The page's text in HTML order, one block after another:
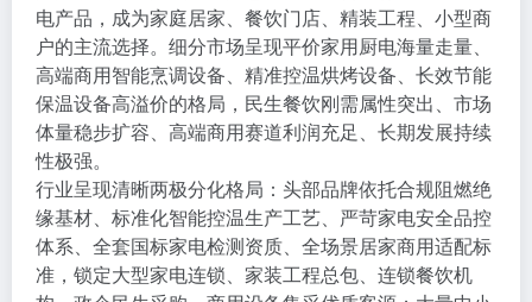
电产品，成为家庭居家、餐饮门店、精装工程、小型商
户的主流选择。细分市场呈现平价家用厨电海量走量、
高端商用智能烹调设备、精准控温烘烤设备、长效节能
保温设备高溢价的格局，民生餐饮刚需属性突出、市场
体量稳步扩容、高端商用赛道利润充足、长期发展持续
性极强。
行业呈现清晰两极分化格局：头部品牌依托合规阻燃绝
缘基材、标准化智能控温生产工艺、严苛家电安全品控
体系、全套国标家电检测资质、全场景居家商用适配标
准，锁定大型家电连锁、家装工程总包、连锁餐饮机